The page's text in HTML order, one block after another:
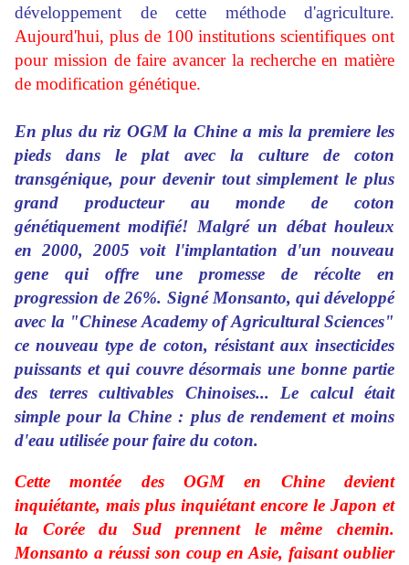
développement de cette méthode d'agriculture.
Aujourd'hui, plus de 100 institutions scientifiques ont
pour mission de faire avancer la recherche en matière
de modification génétique.
En plus du riz OGM la Chinea mis la premiere les
pieds dans le plat avec la culture de coton
transgénique, pour devenir tout simplement le plus
grand producteur au monde de coton
génétiquement modifié! Malgré un débat houleux
en 2000, 2005 voit l'implantation d'un nouveau
gene qui offre une promesse de récolte en
progression de 26%. Signé Monsanto, qui développé
avec la "Chinese Academy of Agricultural Sciences"
ce nouveau type de coton, résistant aux insecticides
puissants et qui couvre désormais une bonne partie
des terres cultivables Chinoises... Le calcul était
simple pour la Chine : plus de rendement et moins
d'eau utilisée pour faire du coton.
Cette montée des OGM en Chine devient
inquiétante, mais plus inquiétant encore le Japon et
la Corée du Sud prennent le même chemin.
Monsanto a réussi son coup en Asie, faisant oublier